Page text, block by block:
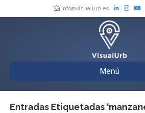
info@visualurb.es
Menú
Entradas Etiquetadas